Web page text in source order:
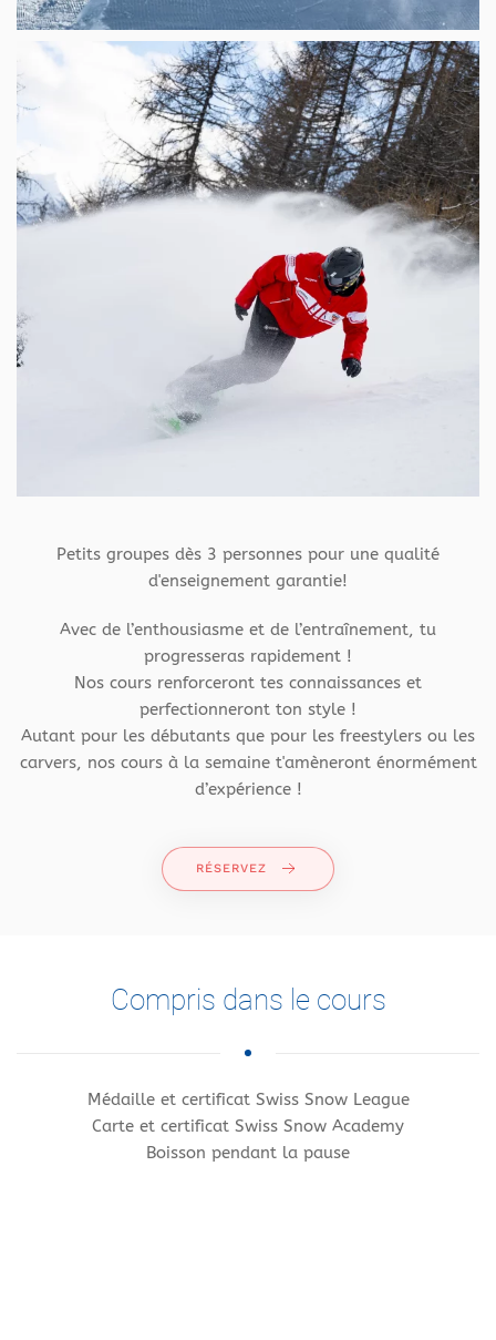
Petits groupes dès 3 personnes pour une qualité
d'enseignement garantie!
Avec de l’enthousiasme et de l’entraînement, tu
progresseras rapidement !
Nos cours renforceront tes connaissances et
perfectionneront ton style !
Autant pour les débutants que pour les freestylers ou les
carvers, nos cours à la semaine t'amèneront énormément
d’expérience !
RÉSERVEZ
Compris dans le cours
Médaille et certificat Swiss Snow League
Carte et certificat Swiss Snow Academy
Boisson pendant la pause